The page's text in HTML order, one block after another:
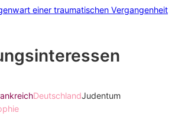
einer traumatischen Vergangenheit
DeutschlandJudentum